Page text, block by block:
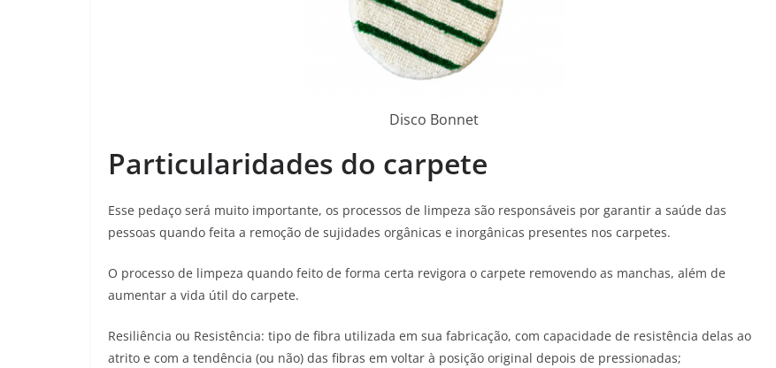
Disco Bonnet
Particularidades do carpete
Esse pedaço será muito importante, os processos de limpeza são responsáveis por garantir a saúde das
pessoas quando feita a remoção de sujidades orgânicas e inorgânicas presentes nos carpetes.
O processo de limpeza quando feito de forma certa revigora o carpete removendo as manchas, além de
aumentar a vida útil do carpete.
Resiliência ou Resistência: tipo de fibra utilizada em sua fabricação, com capacidade de resistência delas ao
atrito e com a tendência (ou não) das fibras em voltar à posição original depois de pressionadas;